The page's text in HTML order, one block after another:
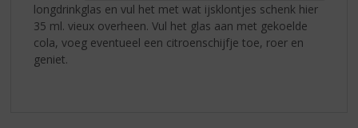
longdrinkglas en vul het met wat ijsklontjes schenk hier
35 ml. vieux overheen. Vul het glas aan met gekoelde
cola, voeg eventueel een citroenschijfje toe, roer en
geniet.